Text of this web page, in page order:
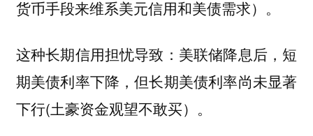
货币手段来维系美元信用和美债需求）。
这种长期信用担忧导致：美联储降息后，短
期美债利率下降，但长期美债利率尚未显著
下行(土豪资金观望不敢买）。